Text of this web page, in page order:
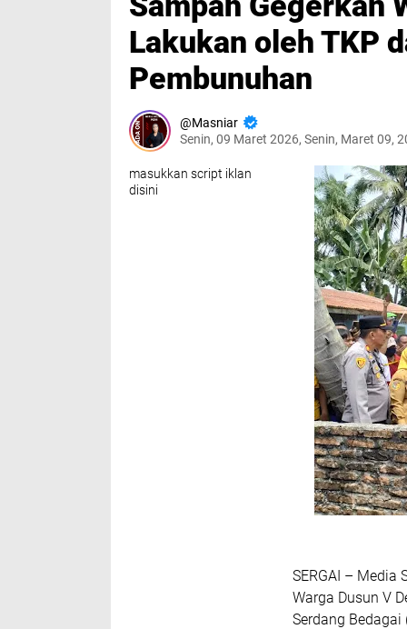
Lakukan oleh TKP
Pembunuhan
Masniar
Senin, 09 Maret 2026, Senin, Maret 09,
masukkan script iklan
disini
SERGAI – Media
Warga Dusun V
Serdang